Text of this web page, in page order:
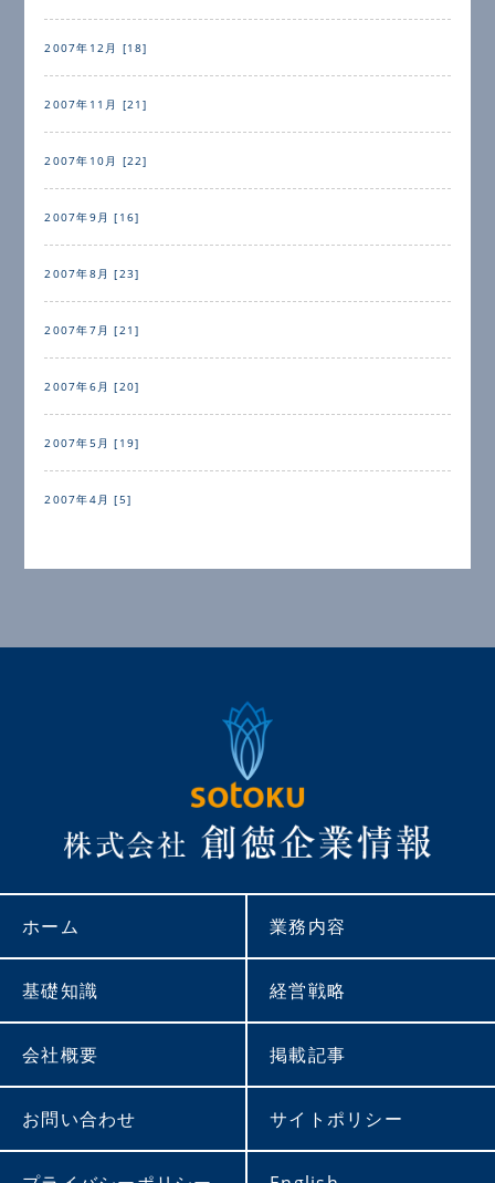
2007年12月 [18]
2007年11月 [21]
2007年10月 [22]
2007年9月 [16]
2007年8月 [23]
2007年7月 [21]
2007年6月 [20]
2007年5月 [19]
2007年4月 [5]
ホーム 業務内容
基礎知識 経営戦略
会社概要 掲載記事
お問い合わせ サイトポリシー